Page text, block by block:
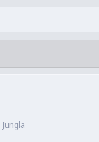
Jungla